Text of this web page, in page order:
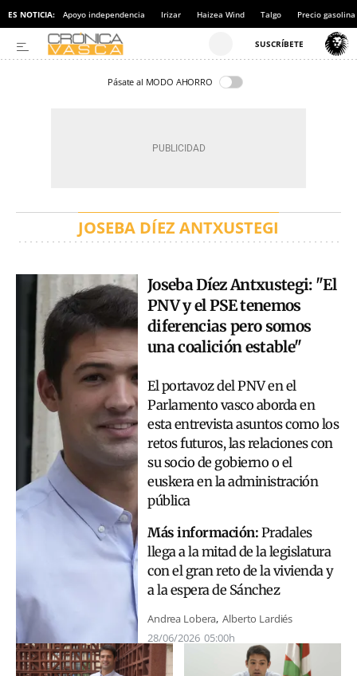
ES NOTICIA: Apoyo independencia Irizar Haizea Wind Talgo Precio gasolina
Pásate al MODO AHORRO
JOSEBA DÍEZ ANTXUSTEGI
Joseba Díez Antxustegi: "El
PNV y el PSE tenemos
diferencias pero somos
una coalición estable"
El portavoz del PNV en el
Parlamento vasco aborda en
esta entrevista asuntos como los
retos futuros, las relaciones con
su socio de gobierno o el
euskera en la administración
pública
Más información:Pradales
llega a la mitad de la legislatura
con el gran reto de la vivienda y
a la espera de Sánchez
Andrea Lobera Alberto Lardiés
28/06/2026 05:00h